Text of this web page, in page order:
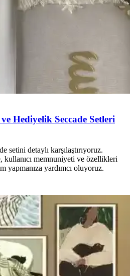
Hediyelik Seccade Setleri
setini detaylı karşılaştırıyoruz.
kullanıcı memnuniyeti ve özellikleri
yapmanıza yardımcı oluyoruz.